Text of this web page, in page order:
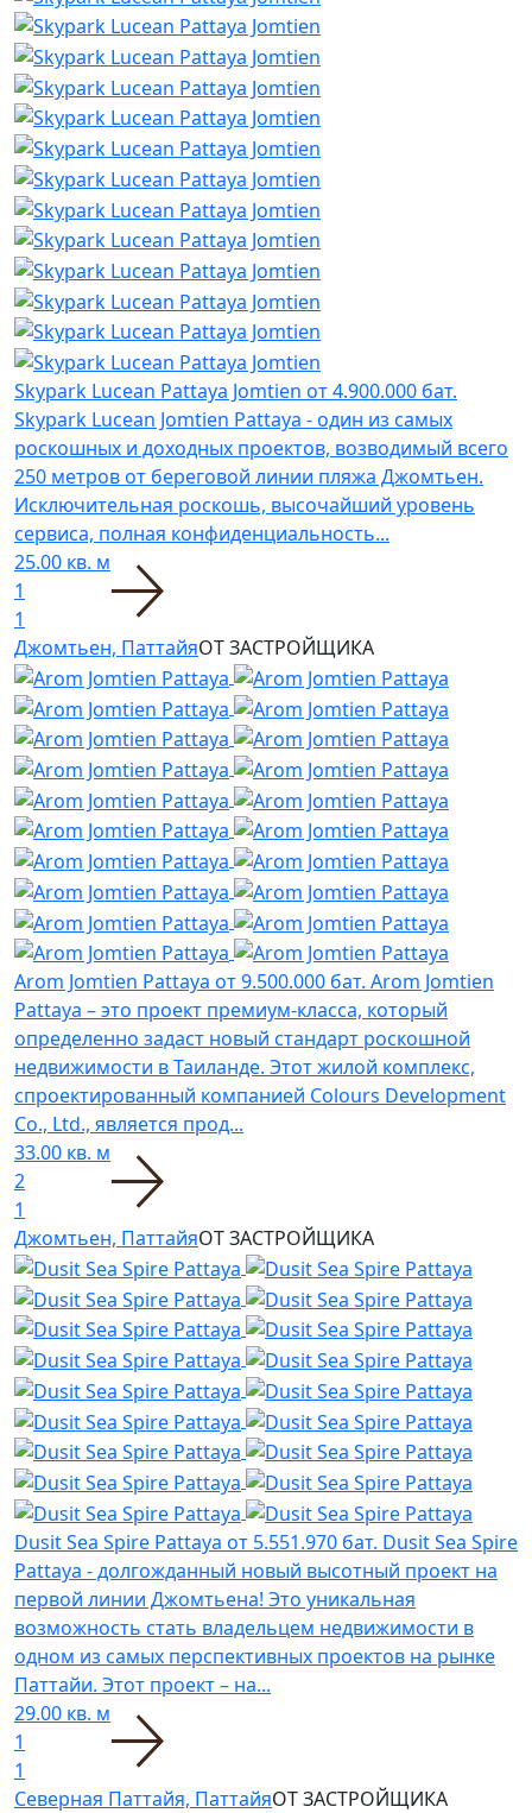
Skypark Lucean Pattaya Jomtien от 4.900.000 бат.
Skypark Lucean Jomtien Pattaya - один из самых
роскошных и доходных проектов, возводимый всего
250 метров от береговой линии пляжа Джомтьен.
Исключительная роскошь, высочайший уровень
сервиса, полная конфиденциальность...
25.00 кв. м
1
1
Джомтьен, ПаттайяОТ ЗАСТРОЙЩИКА
Arom Jomtien Pattaya от 9.500.000 бат. Arom Jomtien
Pattaya – это проект премиум-класса, который
определенно задаст новый стандарт роскошной
недвижимости в Таиланде. Этот жилой комплекс,
спроектированный компанией Colours Development
Co., Ltd., является прод...
33.00 кв. м
2
1
Джомтьен, ПаттайяОТ ЗАСТРОЙЩИКА
Dusit Sea Spire Pattaya от 5.551.970 бат. Dusit Sea Spire
Pattaya - долгожданный новый высотный проект на
первой линии Джомтьена! Это уникальная
возможность стать владельцем недвижимости в
одном из самых перспективных проектов на рынке
Паттайи. Этот проект – на...
29.00 кв. м
1
1
Северная Паттайя, ПаттайяОТ ЗАСТРОЙЩИКА